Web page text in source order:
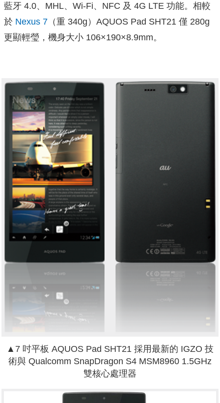
藍牙 4.0、MHL、Wi-Fi、NFC 及 4G LTE 功能。相較
於 Nexus 7 （重 340g）AQUOS Pad SHT21 僅 280g
更顯輕瑩，機身大小 106×190×8.9mm。
▲7 吋平板 AQUOS Pad SHT21 採用最新的 IGZO 技
術與 Qualcomm SnapDragon S4 MSM8960 1.5GHz
雙核心處理器